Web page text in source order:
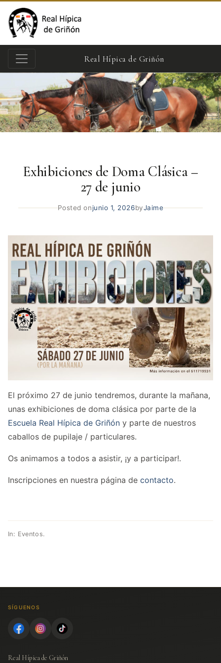
Real Hípica de Griñón
Exhibiciones de Doma Clásica –
27 de junio
Posted onjunio 1, 2026byJaime
El próximo 27 de junio tendremos, durante la mañana,
unas exhibiciones de doma clásica por parte de la
Escuela Real Hípica de Griñón y parte de nuestros
caballos de pupilaje / particulares.
Os animamos a todos a asistir, ¡y a participar!.
Inscripciones en nuestra página de contacto.
In: Eventos.
SÍGUENOS
Real Hípica de Griñón